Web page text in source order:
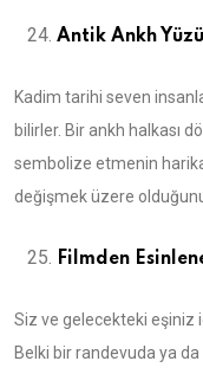
Antik Ankh
Kadim tarihi seven
bilirler. Bir ankh halkası
sembolize etmenin
değişmek üzere
Filmden
Siz ve gelecekteki eşiniz
Belki bir randevuda ya